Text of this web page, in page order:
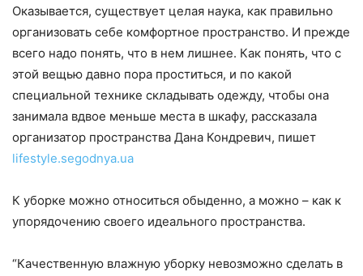
Оказывается, существует целая наука, как правильно
организовать себе комфортное пространство. И прежде
всего надо понять, что в нем лишнее. Как понять, что с
этой вещью давно пора проститься, и по какой
специальной технике складывать одежду, чтобы она
занимала вдвое меньше места в шкафу, рассказала
организатор пространства Дана Кондревич, пишет
lifestyle.segodnya.ua
К уборке можно относиться обыденно, а можно – как к
упорядочению своего идеального пространства.
“Качественную влажную уборку невозможно сделать в